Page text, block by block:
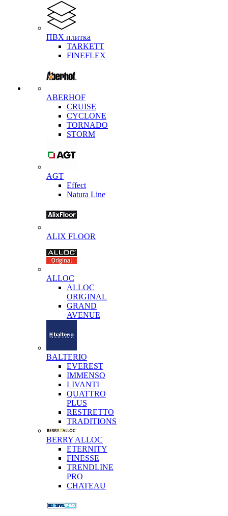
ПВХ плитка
TARKETT
FINEFLEX
ABERHOF
CRUISE
CYCLONE
TORNADO
STORM
AGT
Effect
Natura Line
ALIX FLOOR
ALLOC
ALLOC
ORIGINAL
GRAND
AVENUE
BALTERIO
EVEREST
IMMENSO
LIVANTI
QUATTRO
PLUS
RESTRETTO
TRADITIONS
BERRY ALLOC
ETERNITY
FINESSE
TRENDLINE
PRO
CHATEAU